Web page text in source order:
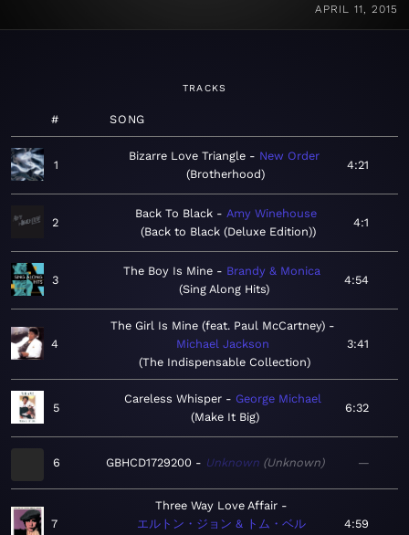
APRIL 11, 2015
TRACKS
# SONG
1
Bizarre Love Triangle
New Order
Brotherhood
4:21
2
Back To Black
Amy Winehouse
Back to Black (Deluxe Edition)
4:1
3
The Boy Is Mine
Brandy & Monica
Sing Along Hits
4:54
4
The Girl Is Mine (feat. Paul McCartney)
Michael Jackson
The Indispensable Collection
3:41
5
Careless Whisper
George Michael
Make It Big
6:32
6 GBHCD1729200 Unknown Unknown —
7
Three Way Love Affair
エルトン・ジョン & トム・ベル
4:59